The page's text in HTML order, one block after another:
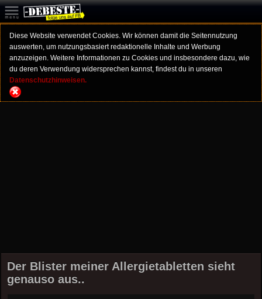
Diese Website verwendet Cookies. Wir können damit die Seitennutzung
auswerten, um nutzungsbasiert redaktionelle Inhalte und Werbung
anzuzeigen. Weitere Informationen zu Cookies und insbesondere dazu, wie
du deren Verwendung widersprechen kannst, findest du in unseren
Datenschutzhinweisen.
Der Blister meiner Allergietabletten sieht
genauso aus..